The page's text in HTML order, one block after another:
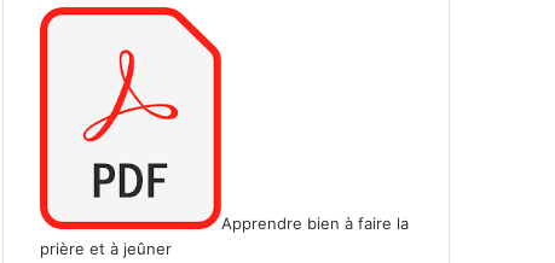
Apprendre bien à faire la
prière et à jeûner